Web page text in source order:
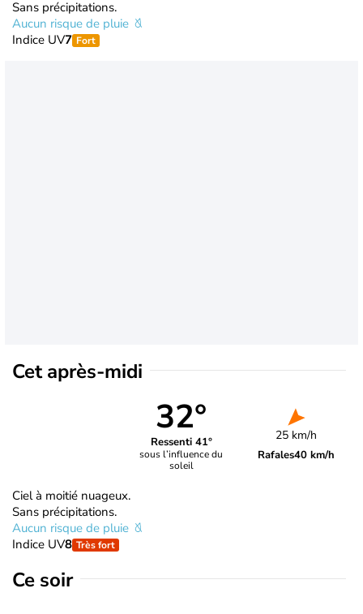
Sans précipitations.
Aucun risque de pluie
Indice UV7 Fort
Cet après-midi
32°
Ressenti 41°
sous l’influence du
soleil
25 km/h
Rafales40 km/h
Ciel à moitié nuageux.
Sans précipitations.
Aucun risque de pluie
Indice UV8 Très fort
Ce soir